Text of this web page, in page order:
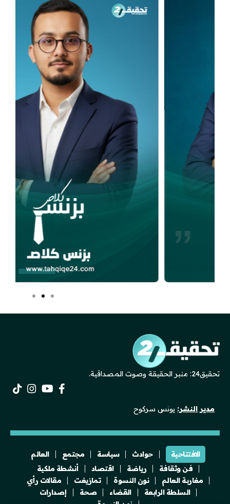
تحقيق24: منبر الحقيقة وصوت المصداقية.
مدير النشر: يونس سركوح
الافتتاحية حوادث سياسة مجتمع
العالم
فن وثقافة
رياضة اقتصاد
أنشطة ملكية
مغاربة العالم
نون النسوة تمازيغت
مقالات رأي
السلطة الرابعة
القضاء صحة
إصدارات